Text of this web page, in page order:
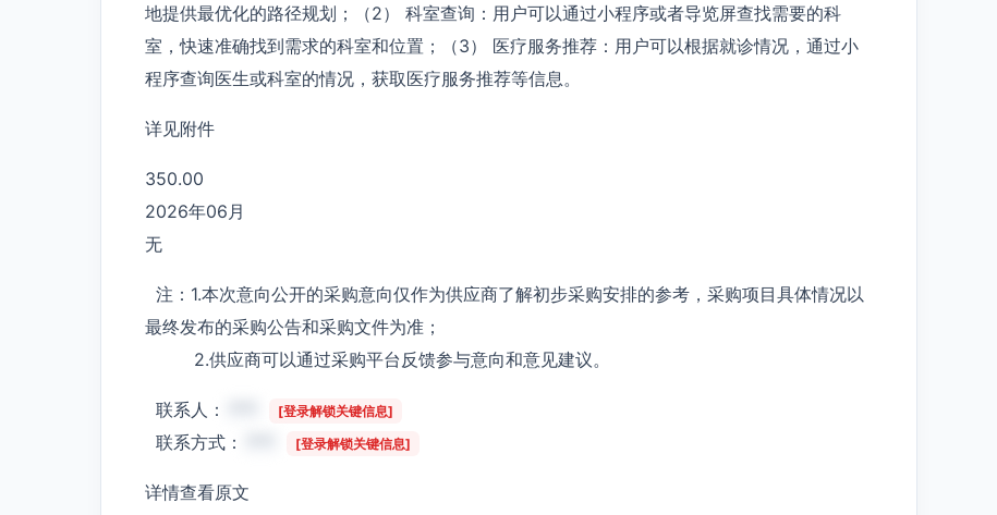
地提供最优化的路径规划；（2） 科室查询：用户可以通过小程序或者导览屏查找需要的科
室，快速准确找到需求的科室和位置；（3） 医疗服务推荐：用户可以根据就诊情况，通过小
程序查询医生或科室的情况，获取医疗服务推荐等信息。
详见附件
350.00
2026年06月
无
注：1.本次意向公开的采购意向仅作为供应商了解初步采购安排的参考，采购项目具体情况以
最终发布的采购公告和采购文件为准；
2.供应商可以通过采购平台反馈参与意向和意见建议。
联系人： [登录解锁关键信息]
联系方式： [登录解锁关键信息]
详情查看原文